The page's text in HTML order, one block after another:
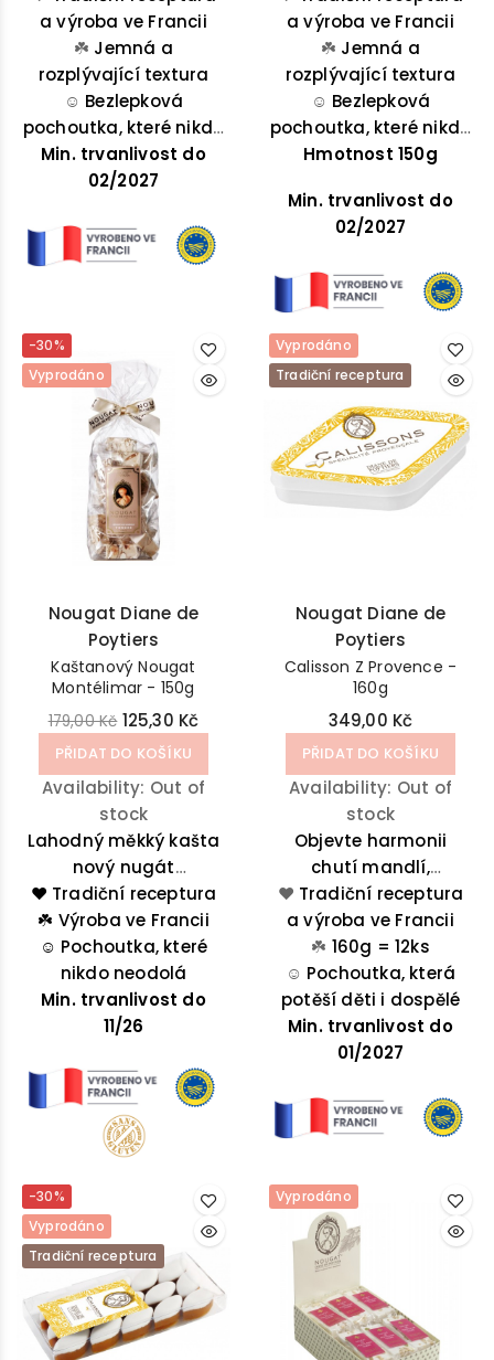
lahodnou směsí
medu, levandulového
květu, pistácií a
mandlí.
a výroba ve Francii
☘️ Jemná a
rozplývající textura
☺️ Bezlepková
pochoutka, které nikdo
neodolá
Min. trvanlivost do
02/2027
z Provence, mandlí a
pistácií.
a výroba ve Francii
☘️ Jemná a
rozplývající textura
☺️ Bezlepková
pochoutka, které nikdo
neodolá
Hmotnost 150g
Min. trvanlivost do
02/2027
-30%
Vyprodáno
Nougat Diane de
Poytiers
Kaštanový Nougat
Montélimar - 150g
179,00 Kč 125,30 Kč
PŘIDAT DO KOŠÍKU
Availability: Out of
stock
Lahodný měkký kašta
nový nugát
z Montélimar je
lahodnou směsí
medu, kaštanového
krému, pistácií a
mandlí.
❤️ Tradiční receptura
☘️ Výroba ve Francii
☺️ Pochoutka, které
nikdo neodolá
Min. trvanlivost do
11/26
Vyprodáno
Tradiční receptura
Nougat Diane de
Poytiers
Calisson Z Provence -
160g
349,00 Kč
PŘIDAT DO KOŠÍKU
Availability: Out of
stock
Objevte harmonii
chutí mandlí,
kandovaného
melounu a
pomerančové kůry v
této oválné pochoutce
se špičatými konci –
ideální volba pro
každou příležitost.
❤️ Tradiční receptura
a výroba ve Francii
☘️ 160g = 12ks
☺️ Pochoutka, která
potěší děti i dospělé
Min. trvanlivost do
01/2027
-30%
Vyprodáno
Tradiční receptura
Vyprodáno